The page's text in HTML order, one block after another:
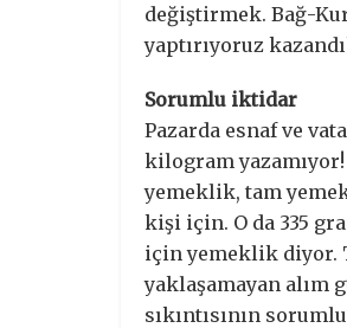
değiştirmek. Bağ-
yaptırıyoruz
Sorumlu iktidar
Pazarda esnaf ve
kilogram yazamıyor!
yemeklik, tam
kişi için. O da 335
için yemeklik diyor.
yaklaşamayan alım
sıkıntısının